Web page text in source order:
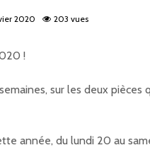
2020 203 vues
!
sur les deux pièces
année, du lundi 20 au